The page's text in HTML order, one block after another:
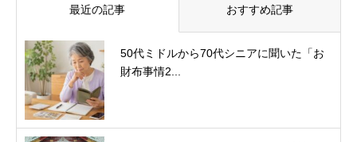
最近の記事 おすすめ記事
50代ミドルから70代シニアに聞いた「お
財布事情2...